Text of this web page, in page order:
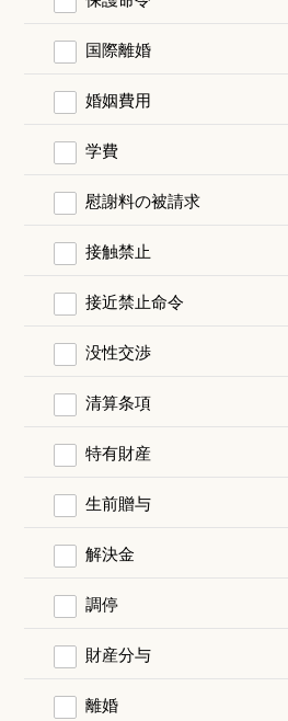
国際離婚
婚姻費用
学費
慰謝料の被請求
接触禁止
接近禁止命令
没性交渉
清算条項
特有財産
生前贈与
解決金
調停
財産分与
離婚